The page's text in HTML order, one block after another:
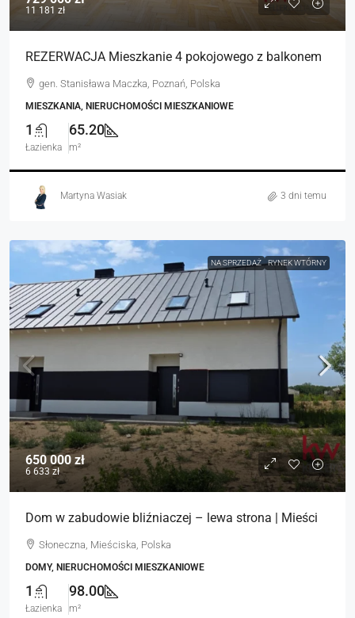
11 181 zł
REZERWACJA Mieszkanie 4 pokojowego z balkonem
gen. Stanisława Maczka, Poznań, Polska
MIESZKANIA, NIERUCHOMOŚCI MIESZKANIOWE
1
Łazienka
65.20
m²
Martyna Wasiak 3 dni temu
NA SPRZEDAŻ RYNEK WTÓRNY
650 000 zł
6 633 zł
Dom w zabudowie bliźniaczej – lewa strona | Mieści
Słoneczna, Mieściska, Polska
DOMY, NIERUCHOMOŚCI MIESZKANIOWE
1
Łazienka
98.00
m²